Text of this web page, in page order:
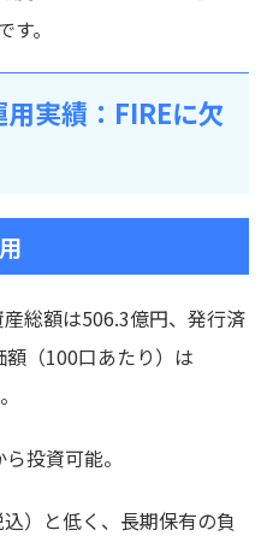
。
実績：FIREに欠
総額は506.3億円、発行済
（100口あたり）は
投資可能。
）と低く、長期保有の負